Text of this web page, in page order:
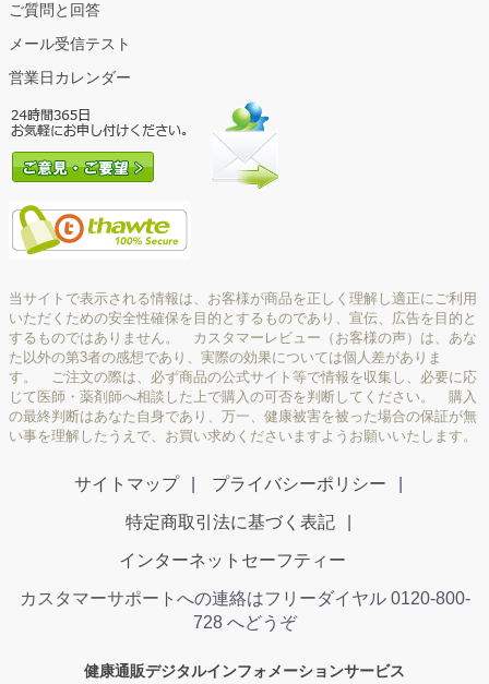
ご質問と回答
メール受信テスト
営業日カレンダー
当サイトで表示される情報は、お客様が商品を正しく理解し適正にご利用
いただくための安全性確保を目的とするものであり、宣伝、広告を目的と
するものではありません。 カスタマーレビュー（お客様の声）は、あな
た以外の第3者の感想であり、実際の効果については個人差がありま
す。 ご注文の際は、必ず商品の公式サイト等で情報を収集し、必要に応
じて医師・薬剤師へ相談した上で購入の可否を判断してください。 購入
の最終判断はあなた自身であり、万一、健康被害を被った場合の保証が無
い事を理解したうえで、お買い求めくださいますようお願いいたします。
サイトマップ プライバシーポリシー
特定商取引法に基づく表記
インターネットセーフティー
カスタマーサポートへの連絡はフリーダイヤル 0120-800-
728 へどうぞ
健康通販デジタルインフォメーションサービス